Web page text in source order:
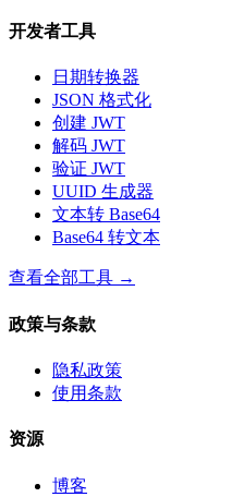
开发者工具
日期转换器
JSON 格式化
创建 JWT
解码 JWT
验证 JWT
UUID 生成器
文本转 Base64
Base64 转文本
查看全部工具 →
政策与条款
隐私政策
使用条款
资源
博客